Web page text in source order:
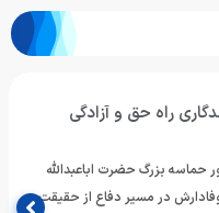
راه حق و آزادگی
حماسه بزرگ حضرت اباعبدالله
در مسیر دفاع از حقیقت،